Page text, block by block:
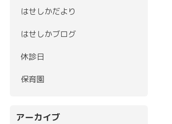
はせしかだより
はせしかブログ
休診日
保育園
アーカイブ